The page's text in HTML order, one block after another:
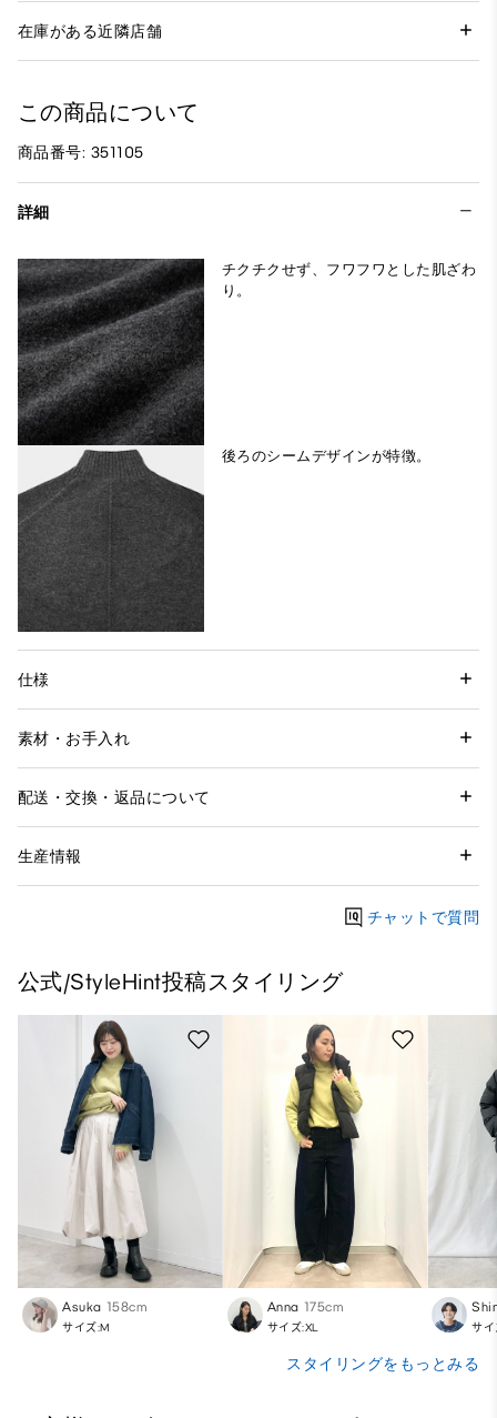
在庫がある近隣店舗
この商品について
商品番号: 351105
詳細
チクチクせず、フワフワとした肌ざわ
り。
後ろのシームデザインが特徴。
仕様
素材・お手入れ
配送・交換・返品について
生産情報
チャットで質問
公式/StyleHint投稿スタイリング
Asuka 158cm
サイズ:M
Anna 175cm
サイズ:XL サ
スタイリングをもっとみる